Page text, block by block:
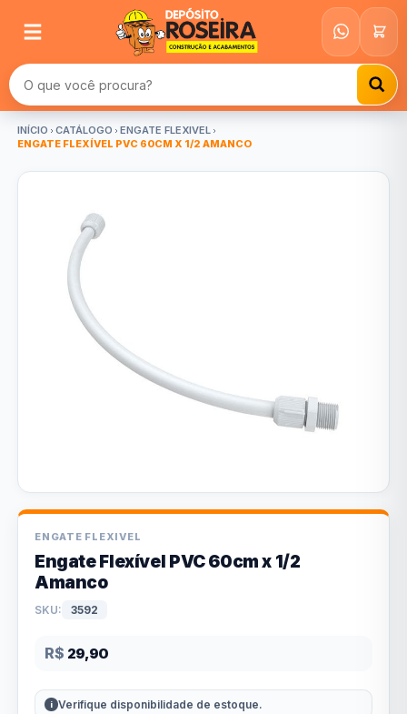
Buscar produtos
INÍCIO CATÁLOGO
ENGATE FLEXIVEL
ENGATE FLEXÍVEL PVC 60CM X 1/2 AMANCO
ENGATE FLEXIVEL
Engate Flexível PVC 60cm x 1/2
Amanco
SKU: 3592
R$ 29,90
Verifique disponibilidade de estoque.